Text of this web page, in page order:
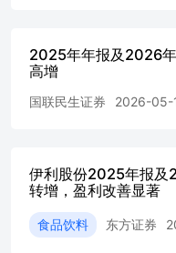
体仍处于较低水平
502%/481%，风险
商行代表，净利息
绩有望持续保持
势，我们预计26-
10.7%、11.8%、
16%）。当前股价
2025年年报及2026
高增
国联民生证券 2026-05-
伊利股份2025年报及
转增，盈利改善显著
食品饮料 东方证券